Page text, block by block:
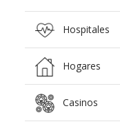
Hospitales
Hogares
Casinos